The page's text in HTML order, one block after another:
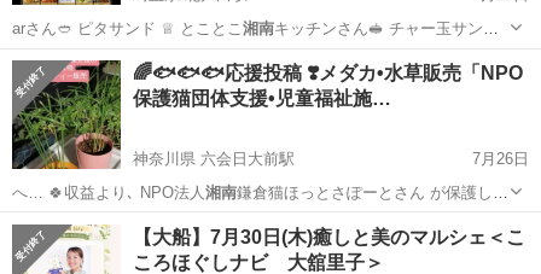
arさん🥙 ピタサンド ♕ とことこ 湘南キッチンさん🥪 チャー玉サン
ド・韓国風…
埼玉 戸田市 地域/お祭り キッチンカー
🌈🐟️🐟️🐟️応援投稿 ❣️メダカ•水草販売「NPO
保護猫団体支援•児童福祉施…
神奈川県 六会日大前駅
7月26日
へ… 🍀収益より､ NPO法人 湘南鎌倉猫ほっとさぽーとさん が保護し
て…
神奈川 藤沢市 六会日大前駅 その他 メダカ
【大船】7月30日(木)癒しと美のマルシェ＜こ
ころほぐしナビ 大舘里子＞